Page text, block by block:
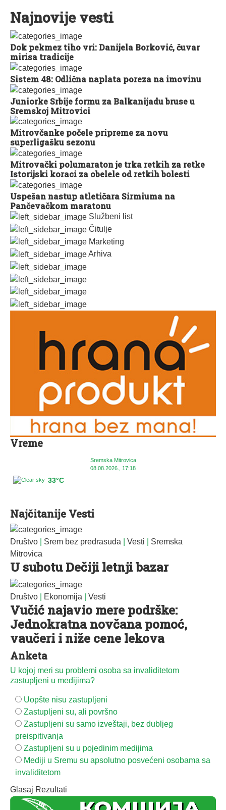
Službeni list
Čitulje
Marketing
Arhiva
Vreme
Sremska Mitrovica
08.08.2026., 17:18
33°C
Najnovije vesti
Dok pekmez tiho vri: Danijela Borković, čuvar
mirisa tradicije
Sistem 48: Odlična naplata poreza na imovinu
Juniorke Srbije formu za Balkanijadu bruse u
Sremskoj Mitrovici
Mitrovčanke počele pripreme za novu
superligašku sezonu
Mitrovački polumaraton je trka retkih za retke
Istorijski koraci za obelele od retkih bolesti
Uspešan nastup atletičara Sirmiuma na
Pančevačkom maratonu
Najčitanije Vesti
Društvo Srem bez predrasuda Vesti
Sremska
Mitrovica
U subotu Dečiji letnji bazar
Društvo Ekonomija Vesti
Vučić najavio mere podrške:
Jednokratna novčana pomoć,
vaučeri i niže cene lekova
Anketa
U kojoj meri su problemi osoba sa invaliditetom
zastupljeni u medijima?
Uopšte nisu zastupljeni
Zastupljeni su, ali površno
Zastupljeni su samo izveštaji, bez dubljeg
preispitivanja
Zastupljeni su u pojedinim medijima
Mediji u Sremu su apsolutno posvećeni osobama sa
invaliditetom
Glasaj Rezultati